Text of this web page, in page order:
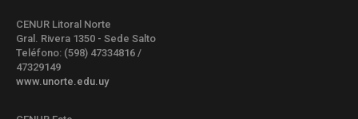
CENUR Litoral Norte
Gral. Rivera 1350 - Sede Salto
Teléfono: (598) 47334816 /
47329149
www.unorte.edu.uy